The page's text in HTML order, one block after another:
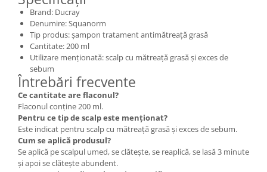
Brand: Ducray
Denumire: Squanorm
Tip produs: șampon tratament antimătreață grasă
Cantitate: 200 ml
Utilizare menționată: scalp cu mătreață grasă și exces de
sebum
Întrebări frecvente
Ce cantitate are flaconul?
Flaconul conține 200 ml.
Pentru ce tip de scalp este menționat?
Este indicat pentru scalp cu mătreață grasă și exces de sebum.
Cum se aplică produsul?
Se aplică pe scalpul umed, se clătește, se reaplică, se lasă 3 minute
și apoi se clătește abundent.